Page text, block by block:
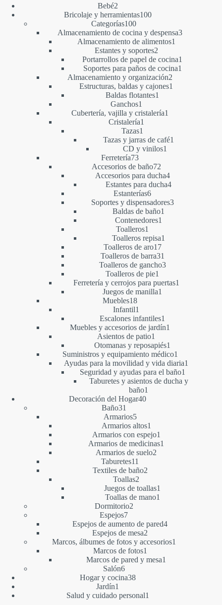
Bebé22
productos
Bricolaje y herramientas100100
Categorías100100
productos
Almacenamiento de cocina y despensa33
Almacenamiento de alimentos1
Estantes y soportes22
productos
Portarrollos de papel de cocina1
Soportes para paños de cocina1
Almacenamiento y organización2
Estructuras, baldas y cajones1
Baldas flotantes1
Ganchos1
producto
Cubertería, vajilla y cristalería1
Cristalería1
Tazas1
producto
Tazas y jarras de café1
CD y vinilos1
Ferretería7373
productos
Accesorios de baño7272
productos
Accesorios para ducha44
productos
Estantes para ducha44
Estanterías66
productos
Soportes y dispensadores33
Baldas de baño1
Contenedores1
Toalleros1
producto
Toalleros repisa1
Toalleros de aro1717
productos
Toalleros de barra31
productos
Toalleros de gancho33
Toalleros de pie1
producto
Ferretería y cerrojos para puertas1
Juegos de manilla1
Muebles1818
productos
Infantil1
producto
Escalones infantiles1
producto
Muebles y accesorios de jardín1
Asientos de patio1
producto
Otomanas y reposapiés1
producto
Suministros y equipamiento médico1
producto
Ayudas para la movilidad y vida diaria1
Seguridad y ayudas para el baño1
producto
Taburetes y asientos de ducha y
baño1
Decoración del Hogar4040
Baño31
productos
Armarios55
productos
Armarios altos1
producto
Armarios con espejo1
producto
Armarios de medicinas1
Armarios de suelo2
Taburetes11
productos
Textiles de baño22
Toallas2
productos
Juegos de toallas1
Toallas de mano1
Dormitorio22
Espejos77
productos
Espejos de aumento de pared44
Espejos de mesa2
productos
Marcos, álbumes de fotos y accesorios1
Marcos de fotos1
producto
Marcos de pared y mesa1
Salón66
productos
Hogar y cocina3838
Jardín1
producto
Salud y cuidado personal1